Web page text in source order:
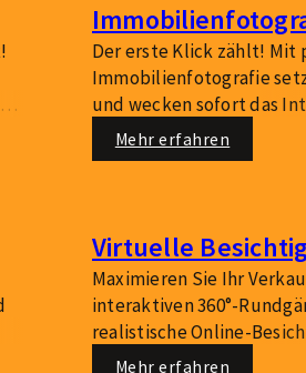
Der erste Klick zählt! Mit
Immobilienfotografie
und wecken sofort das
eine schnellere,
erfolgreichen Verkauf.
Mehr erfahren
Virtuelle
Maximieren Sie Ihr
interaktiven 360°-
realistische Online-
aus – sparen Sie Zeit
Mehr erfahren